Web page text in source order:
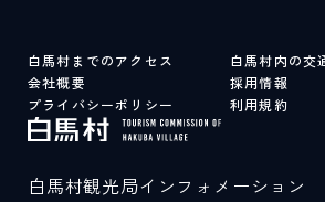
白馬村までのアクセス
白馬村内の交
会社概要
採用情報
プライバシーポリシー
利用規約
白馬村観光局インフォメーション